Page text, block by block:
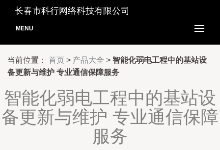
长春市科行网络科技有限公司
MENU
当前位置： 首页 > 产品大全 > 智能化弱电工程中的基站设
备更新与维护 专业通信保障服务
智能化弱电工程中的基站设
备更新与维护 专业通信保障
服务